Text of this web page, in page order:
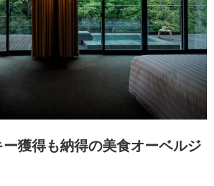
ー獲得も納得の美食オーベルジ